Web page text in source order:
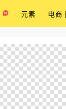
元素 电商